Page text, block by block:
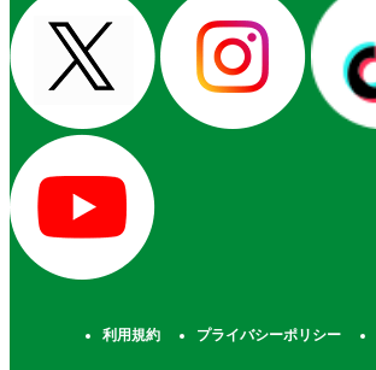
利用規約 プライバシーポリシー